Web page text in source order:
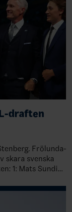
draften
Frölunda-
skara svenska
1: Mats Sundin,